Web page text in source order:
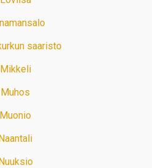
saaristo
Mikkeli
Muhos
Muonio